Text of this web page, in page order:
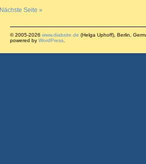
Nächste Seite »
© 2005-2026 www.diabsite.de (Helga Uphoff), Berlin,
powered by WordPress.